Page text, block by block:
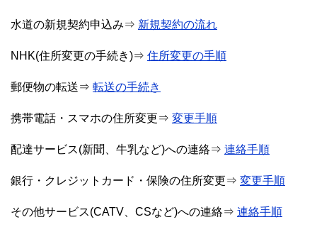
水道の新規契約申込み⇒ 新規契約の流れ
NHK(住所変更の手続き)⇒ 住所変更の手順
郵便物の転送⇒ 転送の手続き
携帯電話・スマホの住所変更⇒ 変更手順
配達サービス(新聞、牛乳など)への連絡⇒ 連絡手順
銀行・クレジットカード・保険の住所変更⇒ 変更手順
その他サービス(CATV、CSなど)への連絡⇒ 連絡手順